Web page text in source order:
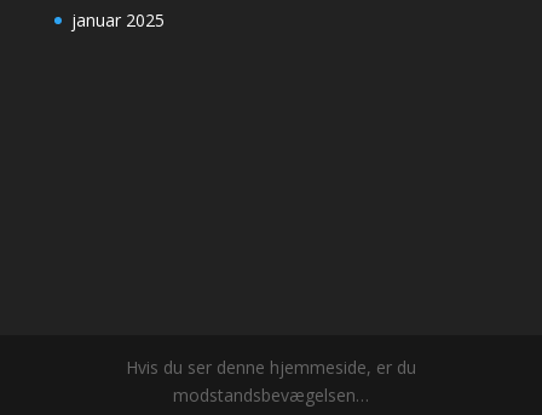
januar 2025
Hvis du ser denne hjemmeside, er du
modstandsbevægelsen…